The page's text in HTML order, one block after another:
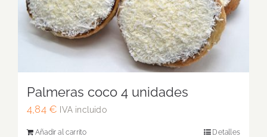
Palmeras coco 4 unidades
4,84 € IVA incluido
Añadir al carrito Detalles